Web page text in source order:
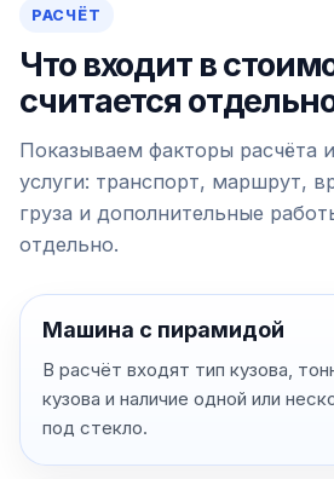
РАСЧЁТ
Что входит в
считается
Показываем факторы расчёта
услуги: транспорт, маршрут,
груза и дополнительные
отдельно.
Машина с пирамидой
В расчёт входят тип кузова,
кузова и наличие одной или
под стекло.